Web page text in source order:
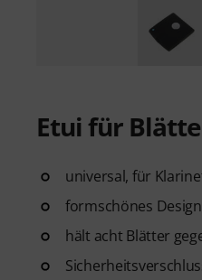
Etui für
universal, für
formschönes Design
hält acht Blätter